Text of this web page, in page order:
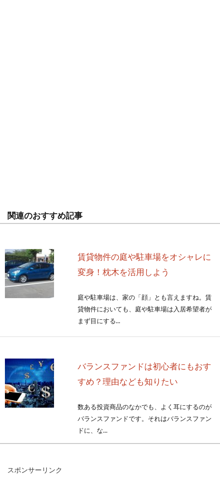
関連のおすすめ記事
賃貸物件の庭や駐車場をオシャレに
変身！枕木を活用しよう
庭や駐車場は、家の「顔」とも言えますね。賃
貸物件においても、庭や駐車場は入居希望者が
まず目にする...
バランスファンドは初心者にもおす
すめ？理由なども知りたい
数ある投資商品のなかでも、よく耳にするのが
バランスファンドです。それはバランスファン
ドに、な...
スポンサーリンク